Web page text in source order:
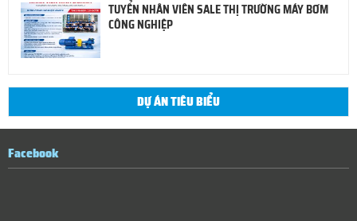
TUYỂN NHÂN VIÊN SALE THỊ TRƯỜNG MÁY BƠM
CÔNG NGHIỆP
DỰ ÁN TIÊU BIỂU
Facebook